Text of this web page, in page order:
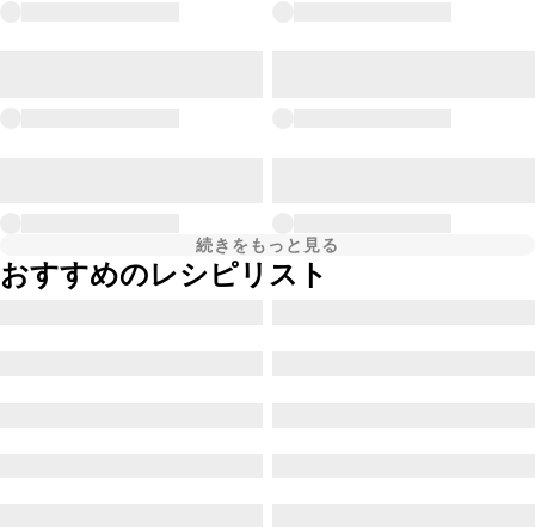
続きをもっと見る
おすすめのレシピリスト